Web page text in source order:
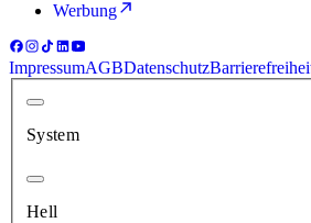
Werbung
ImpressumAGBDatenschutz
System
Hell